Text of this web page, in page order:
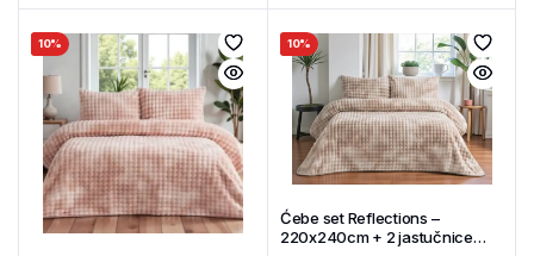
10% 10%
Ćebe set Reflections –
220x240cm + 2 jastučnice